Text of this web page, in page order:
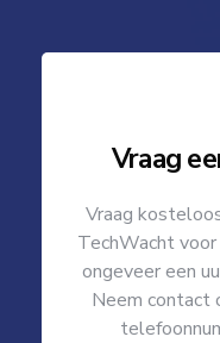
Vraag
Vraag
TechWacht
ongeveer een
Neem contact